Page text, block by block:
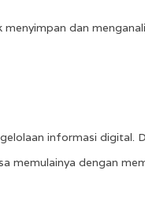
dan
informasi digital.
memulainya dengan